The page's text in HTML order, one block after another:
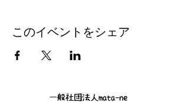
このイベントをシェア
一般社団法人mata-ne